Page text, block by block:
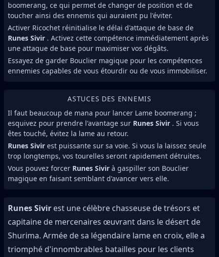
boomerang, ce qui permet de changer de position et de
toucher ainsi des ennemis qui auraient pu l'éviter.
Activer Ricochet réinitialise le délai d'attaque de base de
Runes Sivir . Activez cette compétence immédiatement après
une attaque de base pour maximiser vos dégâts.
Essayez de garder Bouclier magique pour les compétences
ennemies capables de vous étourdir ou de vous immobiliser.
ASTUCES DES ENNEMIS
Il faut beaucoup de mana pour lancer Lame boomerang ;
esquivez pour prendre l'avantage sur Runes Sivir . Si vous
êtes touché, évitez la lame au retour.
Runes Sivir est puissante sur sa voie. Si vous la laissez seule
trop longtemps, vos tourelles seront rapidement détruites.
Vous pouvez forcer Runes Sivir à gaspiller son Bouclier
magique en faisant semblant d'avancer vers elle.
Runes Sivir est une célèbre chasseuse de trésors et
capitaine de mercenaires œuvrant dans le désert de
Shurima. Armée de sa légendaire lame en croix, elle a
triomphé d'innombrables batailles pour les clients